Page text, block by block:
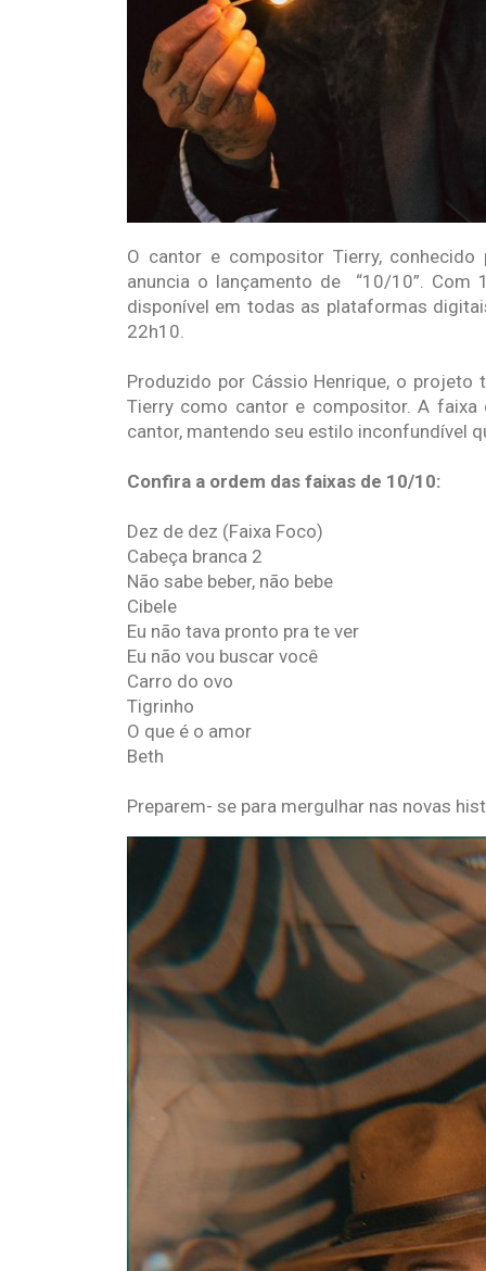
O cantor e compositor Tierry,
anuncia o lançamento de “10/10”. Com
disponível em todas as plataformas
22h10.
Produzido por Cássio Henrique, o projeto
Tierry como cantor e compositor. A faixa
cantor, mantendo seu estilo inconfundível
Confira a ordem das faixas de 10/10:
Dez de dez (Faixa Foco)
Cabeça branca 2
Não sabe beber, não bebe
Cibele
Eu não tava pronto pra te ver
Eu não vou buscar você
Carro do ovo
Tigrinho
O que é o amor
Beth
Preparem- se para mergulhar nas novas